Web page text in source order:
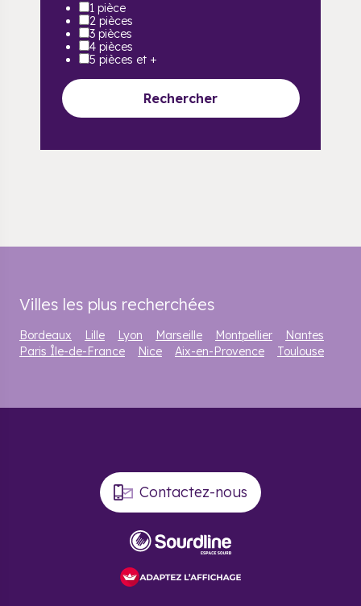
1 pièce
2 pièces
3 pièces
4 pièces
5 pièces et +
Rechercher
Villes les plus recherchées
Bordeaux Lille Lyon Marseille Montpellier
Nantes
Paris Île-de-France
Nice Aix-en-Provence Toulouse
Contactez-nous